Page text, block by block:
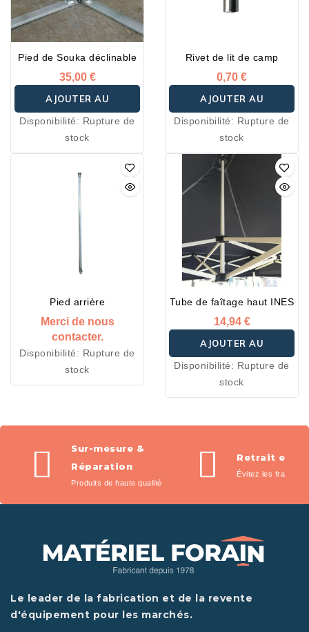
Pied de Souka déclinable
35,00 €
AJOUTER AU
PANIER
Disponibilité: Rupture de
stock
Rivet de lit de camp
0,70 €
AJOUTER AU
PANIER
Disponibilité: Rupture de
stock
Pied arrière
Merci de nous
contacter.
Disponibilité: Rupture de
stock
Tube de faîtage haut INES
14,94 €
AJOUTER AU
PANIER
Disponibilité: Rupture de
stock
Sur-mesure &
Réparation
Produits de haute qualité
Retrait en
Évitez les frais de
Le leader de la fabrication et de la revente
d'équipement pour les marchés.